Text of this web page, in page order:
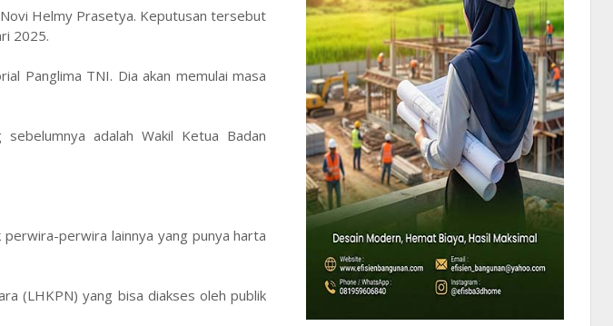
Helmy Prasetya. Keputusan tersebut
2025.
Panglima TNI. Dia akan memulai masa
adalah Wakil Ketua Badan
perwira lainnya yang punya harta
(LHKPN) yang bisa diakses oleh publik